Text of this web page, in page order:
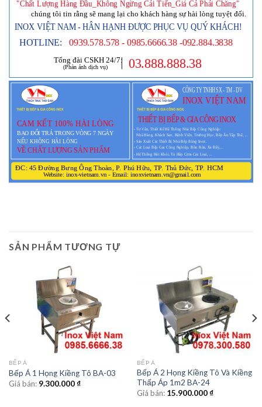
SẢN PHẨM TƯƠNG TỰ
BẾP Á
Bếp Á 1 Họng Kiềng Tô BA-03
Giá bán: 9.300.000₫
BẾP Á
Bếp Á 2 Họng Kiềng Tô Và Kiềng
Thấp Áp 1m2 BA-24
Giá bán: 15.900.000₫